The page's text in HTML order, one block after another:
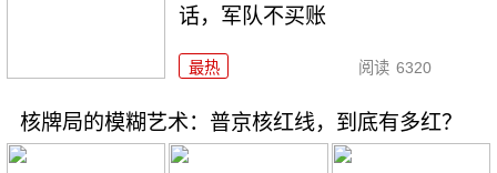
话，军队不买账
最热 阅读 6320
核牌局的模糊艺术：普京核红线，到底有多红？